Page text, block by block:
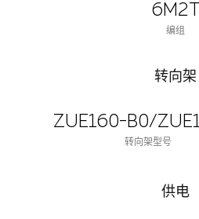
6M2T
编组
转向架
ZUE160-B0/
转向架型号
供电